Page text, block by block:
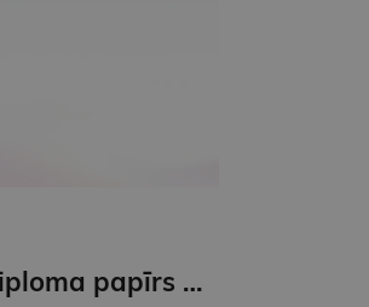
Diploma papīrs A4 Fanfan GNP